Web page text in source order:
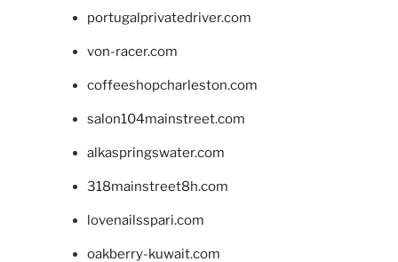
portugalprivatedriver.com
von-racer.com
coffeeshopcharleston.com
salon104mainstreet.com
alkaspringswater.com
318mainstreet8h.com
lovenailsspari.com
oakberry-kuwait.com